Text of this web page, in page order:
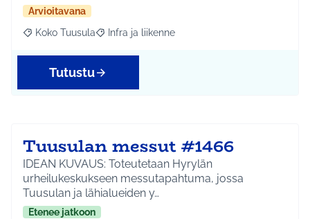
Arvioitavana
Rajaa tulokset aihepiirin mukaan: Koko Tuusula
Koko Tuusula Rajaa tulokset teeman mukaan: Infra ja liikenne
Infra ja liikenne
Tutustu
Tuusulan messut #1466
IDEAN KUVAUS: Toteutetaan Hyrylän
urheilukeskukseen messutapahtuma, jossa
Tuusulan ja lähialueiden y…
Etenee jatkoon